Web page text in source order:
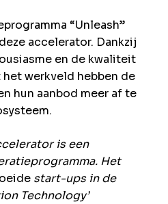
“Unleash”
accelerator. Dankzij
en de kwaliteit
werkveld hebben de
hun aanbod meer af te
is een
Het
start-ups in de
Technology’